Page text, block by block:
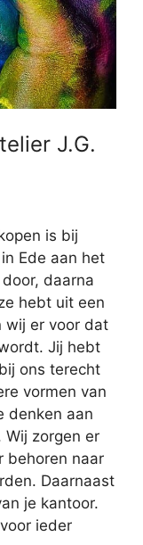
J.G.
is bij
Ede aan het
daarna
hebt uit een
wij er voor dat
Jij hebt
ons terecht
vormen van
denken aan
zorgen er
behoren naar
Daarnaast
je kantoor.
ieder